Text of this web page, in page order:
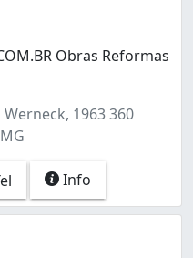
Obras Reformas
1963 360
Info